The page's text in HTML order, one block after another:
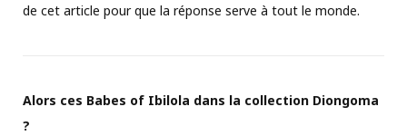
de cet article pour que la réponse serve à tout le monde.
Alors ces Babes of Ibilola dans la collection Diongoma
?